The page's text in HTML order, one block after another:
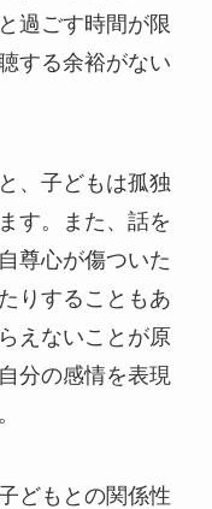
過ごす時間が限
する余裕がない
、子どもは孤独
す。また、話を
尊心が傷ついた
りすることもあ
えないことが原
分の感情を表現
どもとの関係性